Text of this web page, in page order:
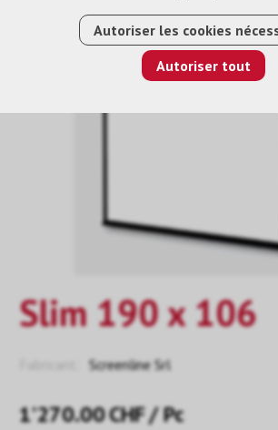
Slim 190 x 106
Screenline Srl
1’270.00CHF/ Pc
Autoriser les cookies
Autoriser tout